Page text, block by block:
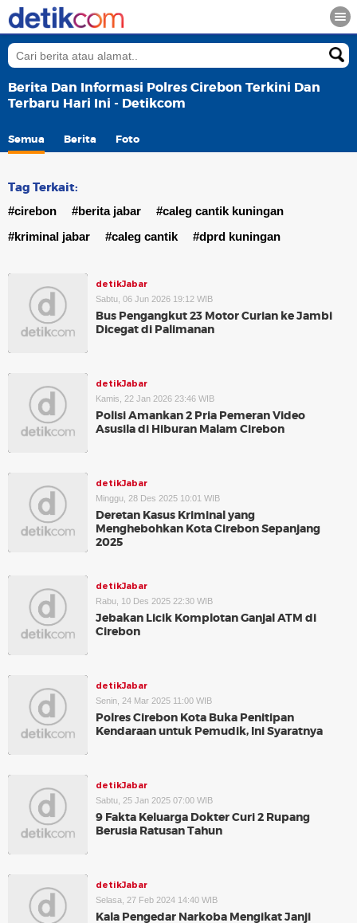
Berita Dan Informasi Polres Cirebon Terkini Dan
Terbaru Hari Ini - Detikcom
Semua Berita Foto
Tag Terkait:
#cirebon #berita jabar
#caleg cantik kuningan
#kriminal jabar
#caleg cantik #dprd kuningan
detikJabar
Sabtu, 06 Jun 2026 19:12 WIB
Bus Pengangkut 23 Motor Curian ke Jambi
Dicegat di Palimanan
detikJabar
Kamis, 22 Jan 2026 23:46 WIB
Polisi Amankan 2 Pria Pemeran Video
Asusila di Hiburan Malam Cirebon
detikJabar
Minggu, 28 Des 2025 10:01 WIB
Deretan Kasus Kriminal yang
Menghebohkan Kota Cirebon Sepanjang
2025
detikJabar
Rabu, 10 Des 2025 22:30 WIB
Jebakan Licik Komplotan Ganjal ATM di
Cirebon
detikJabar
Senin, 24 Mar 2025 11:00 WIB
Polres Cirebon Kota Buka Penitipan
Kendaraan untuk Pemudik, Ini Syaratnya
detikJabar
Sabtu, 25 Jan 2025 07:00 WIB
9 Fakta Keluarga Dokter Curi 2 Rupang
Berusia Ratusan Tahun
detikJabar
Selasa, 27 Feb 2024 14:40 WIB
Kala Pengedar Narkoba Mengikat Janji